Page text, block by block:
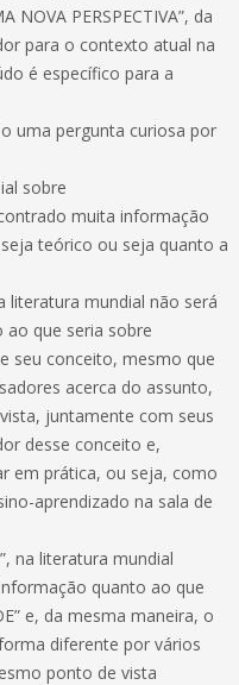
NOVA PERSPECTIVA”, da
para o contexto atual na
é específico para a
uma pergunta curiosa por
sobre
muita informação
teórico ou seja quanto a
literatura mundial não será
que seria sobre
seu conceito, mesmo que
acerca do assunto,
juntamente com seus
desse conceito e,
em prática, ou seja, como
aprendizado na sala de
na literatura mundial
quanto ao que
e, da mesma maneira, o
diferente por vários
ponto de vista